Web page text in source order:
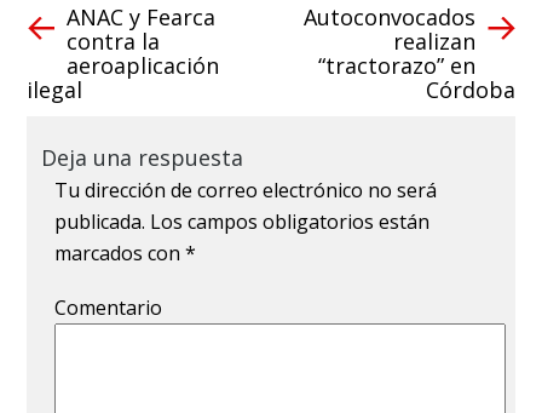
ANAC y Fearca
contra la
aeroaplicación
ilegal
Autoconvocados
realizan
“tractorazo” en
Córdoba
Deja una respuesta
Tu dirección de correo electrónico no será
publicada. Los campos obligatorios están
marcados con*
Comentario